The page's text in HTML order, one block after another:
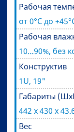
Рабочая
от 0°С до
Рабочая
10…90%, без
Конструктив
1U, 19"
Габариты
442 x 430 x
Вес